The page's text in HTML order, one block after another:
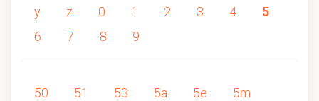
y
z 0 1 2 3 4
5
6
7 8 9
50 51 53 5a 5e
5m